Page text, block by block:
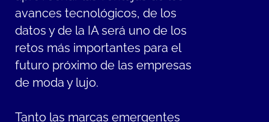
avances tecnológicos, de los
datos y de la IA será uno de los
retos más importantes para el
futuro próximo de las empresas
de moda y lujo.
Tanto las marcas emergentes